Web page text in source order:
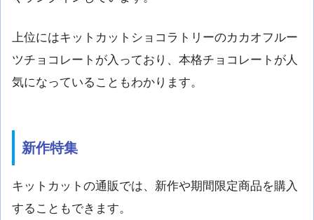
上位にはキットカットショコラトリーのカカオフルー
ツチョコレートが入っており、本格チョコレートが人
気になっていることもわかります。
新作特集
キットカットの通販では、新作や期間限定商品を購入
することもできます。